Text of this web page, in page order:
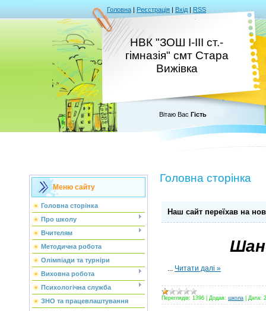
Головна | Реєстрація | Вхід | RSS
НВК "ЗОШ І-ІІІ ст.-
гімназія" смт Стара
Вижівка
Вітаю Вас Гість
Меню сайту
Головна сторінка
Про школу
Вчителям
Методична робота
Олімпіади та турніри
Виховна робота
Психологічна служба
ЗНО та працевлаштування
Головна сторінка
Наш сайт переїхав на
Читати далі »
Переглядів: 1396 Додав: школа Дата: